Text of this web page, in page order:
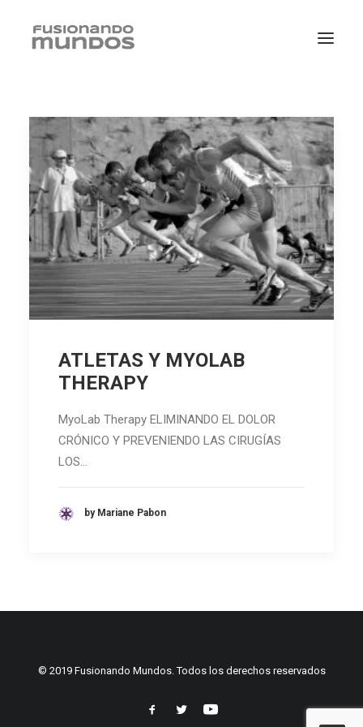
SEARCH
CART
ATLETAS Y MYOLAB
THERAPY
MyoLab Therapy ELIMINANDO EL DOLOR
CRÓNICO Y PREVENIENDO LAS CIRUGÍAS
LOS…
by Mariane Pabon
© 2019 Fusionando Mundos. Todos los derechos reservados